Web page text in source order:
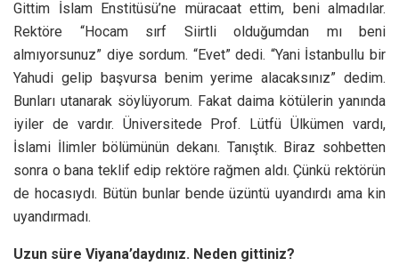
Gittim İslam Enstitüsü’ne müracaat ettim, beni almadılar.
Rektöre “Hocam sırf Siirtli olduğumdan mı beni
almıyorsunuz” diye sordum. “Evet” dedi. “Yani İstanbullu bir
Yahudi gelip başvursa benim yerime alacaksınız” dedim.
Bunları utanarak söylüyorum. Fakat daima kötülerin yanında
iyiler de vardır. Üniversitede Prof. Lütfü Ülkümen vardı,
İslami İlimler bölümünün dekanı. Tanıştık. Biraz sohbetten
sonra o bana teklif edip rektöre rağmen aldı. Çünkü rektörün
de hocasıydı. Bütün bunlar bende üzüntü uyandırdı ama kin
uyandırmadı.
Uzun süre Viyana’daydınız. Neden gittiniz?